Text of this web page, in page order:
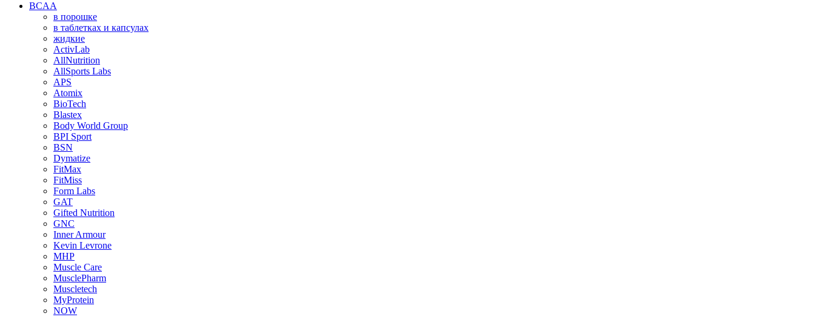
BCAA
в порошке
в таблетках и капсулах
жидкие
ActivLab
AllNutrition
AllSports Labs
APS
Atomix
BioTech
Blastex
Body World Group
BPI Sport
BSN
Dymatize
FitMax
FitMiss
Form Labs
GAT
Gifted Nutrition
GNC
Inner Armour
Kevin Levrone
MHP
Muscle Care
MusclePharm
Muscletech
MyProtein
NOW